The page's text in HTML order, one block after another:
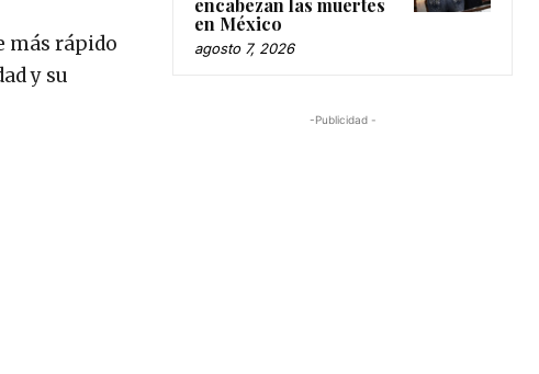
más rápido
y su
encabezan las muertes
en México
agosto 7, 2026
-Publicidad -